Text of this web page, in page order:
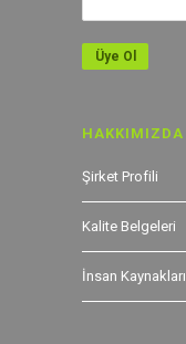
HAKKIMIZDA
Şirket Profili
Kalite Belgeleri
İnsan Kaynakları